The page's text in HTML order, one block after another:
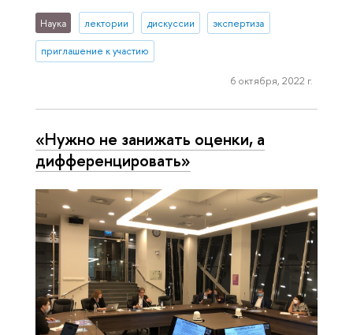
Наука лектории дискуссии экспертиза
приглашение к участию
6 октября, 2022 г.
«Нужно не занижать оценки, а
дифференцировать»